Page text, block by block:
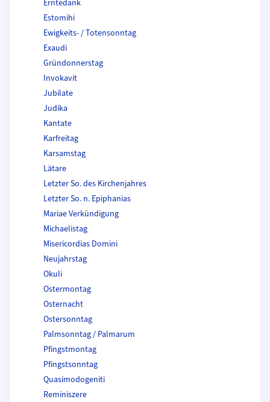
Erntedank
Estomihi
Ewigkeits- / Totensonntag
Exaudi
Gründonnerstag
Invokavit
Jubilate
Judika
Kantate
Karfreitag
Karsamstag
Lätare
Letzter So. des Kirchenjahres
Letzter So. n. Epiphanias
Mariae Verkündigung
Michaelistag
Misericordias Domini
Neujahrstag
Okuli
Ostermontag
Osternacht
Ostersonntag
Palmsonntag / Palmarum
Pfingstmontag
Pfingstsonntag
Quasimodogeniti
Reminiszere